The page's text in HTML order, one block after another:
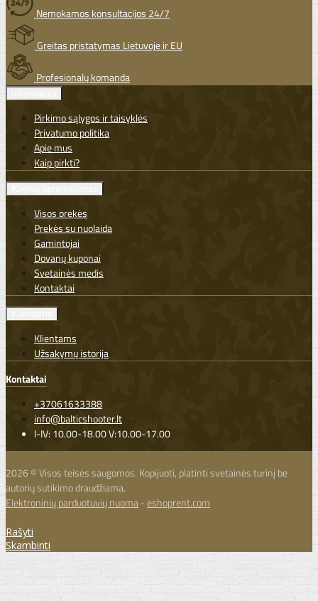
Nemokamos konsultacijos 24/7
Greitas pristatymas Lietuvoje ir EU
Profesionalų komanda
Pirkimo sąlygos ir taisyklės
Privatumo politika
Apie mus
Kaip pirkti?
Visos prekės
Prekės su nuolaida
Gamintojai
Dovanų kuponai
Svetainės medis
Kontaktai
Klientams
Užsakymų istorija
Kontaktai
+37061633388
info@balticshooter.lt
I-IV: 10.00-18.00 V:10.00-17.00
2026 © Visos teisės saugomos. Kopijuoti, platinti svetainės turinį be
autorių sutikimo draudžiama.
Elektroninių parduotuvių nuoma-eshoprent.com
Rašyti
Skambinti